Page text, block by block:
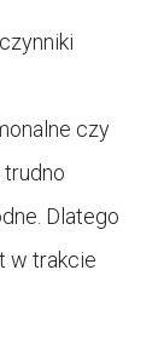
czy
Dlatego
w trakcie